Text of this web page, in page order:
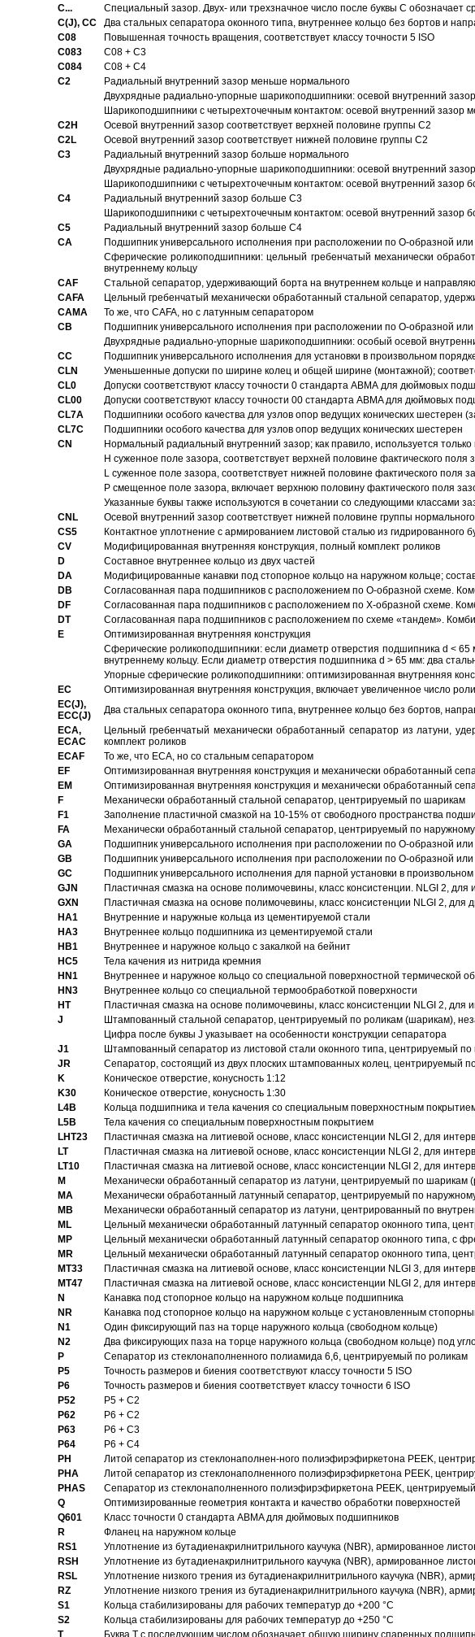
C...
Специальный зазор. Двух- или трехзначное число после буквы С обозначает
C(J), CC
Два стальных сепаратора оконного типа, внутреннее кольцо без бортов и
C08
Повышенная точность вращения, соответствует классу точности 5 ISO
C083
C08 + C3
C084
C08 + C4
C2
Pадиальный внутренний зазор меньше нормального
Двухрядные радиально-упорные шарикоподшипники: осевой внутренний
Шарикоподшипники с четырехточечным контактом: осевой внутренний зазор
C2H
Осевой внутренний зазор соответствует верхней половине группы C2
C2L
Осевой внутренний зазор соответствует нижней половине группы C2
C3
Pадиальный внутренний зазор больше нормального
Двухрядные радиально-упорные шарикоподшипники: осевой внутренний
Шарикоподшипники с четырехточечным контактом: осевой внутренний зазор
C4
Pадиальный внутренний зазор больше C3
Шарикоподшипники с четырехточечным контактом: осевой внутренний зазор
C5
Pадиальный внутренний зазор больше C4
CA
Подшипник универсального исполнения при расположении по О-образной
Сферические роликоподшипники: цельный гребенчатый механически
внутреннему кольцу
CAF
Стальной сепаратор, удерживающий борта на внутреннем кольце и
CAFA
Цельный гребенчатый механически обработанный стальной сепаратор,
CAMA
То же, что CAFA, но с латунным сепаратором
CB
Подшипник универсального исполнения при расположении по О-образной
Двухрядные радиально-упорные шарикоподшипники: особый осевой
CC
Подшипник универсального исполнения для установки в произвольном
CLN
Уменьшенные допуски по ширине колец и общей ширине (монтажной);
CL0
Допуски соответствуют классу точности 0 стандарта АВМА для дюймовых
CL00
Допуски соответствуют классу точности 00 стандарта ABMA для дюймовых
CL7A
Подшипники особого качества для узлов опор ведущих конических шестерен
CL7C
Подшипники особого качества для узлов опор ведущих конических шестерен
CN
Hормальный радиальный внутренний зазор; как правило, используется
H суженное поле зазора, соответствует верхней половине фактического поля
L суженное поле зазора, соответствует нижней половине фактического поля
P смещенное поле зазора, включает верхнюю половину фактического поля
Указанные буквы также используются в сочетании со следующими классами
CNL
Осевой внутренний зазор соответствует нижней половине группы
CS5
Контактное уплотнение с армированием листовой сталью из
CV
Модифицированная внутренняя конструкция, полный комплект роликов
D
Составное внутреннее кольцо из двух частей
DA
Модифицированные канавки под стопорное кольцо на наружном кольце;
DB
Согласованная пара подшипников с расположением по О-образной схеме.
DF
Согласованная пара подшипников с расположением по Х-образной схеме.
DT
Согласованная пара подшипников с расположением по схеме «тандем».
E
Оптимизированная внутренняя конструкция
Сферические роликоподшипники: если диаметр отверстия подшипника d <
внутреннему кольцу. Если диаметр отверстия подшипника d > 65 мм: два
Упорные сферические роликоподшипники: оптимизированная внутренняя
EC
Oптимизированная внутренняя конструкция, включает увеличенное число
EC(J),
ECC(J)
Два стальных сепаратора оконного типа, внутреннее кольцо без бортов,
ECA,
ECAC
Цельный гребенчатый механически обработанный сепаратор из латуни,
комплект роликов
ECAF
То же, что ECA, но со стальным сепаратором
EF
Оптимизированная внутренняя конструкция и механически обработанный
EM
Оптимизированная внутренняя конструкция и механически обработанный
F
Механически обработанный стальной сепаратор, центрируемый по шарикам
F1
Заполнение пластичной смазкой на 10-15% от свободного пространства
FA
Механически обработанный стальной сепаратор, центрируемый по наружному
GA
Подшипник универсального исполнения при расположении по О-образной
GB
Подшипник универсального исполнения при расположении по О-образной
GC
Подшипник универсального исполнения для парной установки в
GJN
Пластичная смазка на основе полимочевины, класс консистенции. NLGI 2,
GXN
Пластичная смазка на основе полимочевины, класс консистенции NLGI 2, для
HA1
Внутренние и наружные кольца из цементируемой стали
HA3
Bнутреннее кольцо подшипника из цементируемой стали
HB1
Bнутреннее и наружное кольцо с закалкой на бейнит
HC5
Тела качения из нитрида кремния
HN1
Bнутреннее и наружное кольцо со специальной поверхностной термической
HN3
Внутреннее кольцо со специальной термообработкой поверхности
HT
Пластичная смазка на основе полимочевины, класс консистенции NLGI 2, для
J
Штампованный стальной сепаратор, центрируемый по роликам (шарикам),
Цифра после буквы J указывает на особенности конструкции сепаратора
J1
Штампованный сепаратор из листовой стали оконного типа, центрируемый
JR
Сепаратор, состоящий из двух плоских штампованных колец, центрируемый
K
Коническое отверстие, конусность 1:12
K30
Коническое отверстие, конусность 1:30
L4B
Кольца подшипника и тела качения со специальным поверхностным
L5B
Тела качения со специальным поверхностным покрытием
LHT23
Пластичная смазка на литиевой основе, класс консистенции NLGI 2, для
LT
Пластичная смазка на литиевой основе, класс консистенции NLGI 2, для
LT10
Пластичная смазка на литиевой основе, класс консистенции NLGI 2, для
M
Механически обработанный сепаратор из латуни, центрируемый по шарикам
MA
Механически обработанный латунный сепаратор, центрируемый по
MB
Механически обработанный сепаратор из латуни, центрированный по
ML
Цельный механически обработанный латунный сепаратор оконного типа,
MP
Цельный механически обработанный латунный сепаратор оконного типа, с
MR
Цельный механически обработанный латунный сепаратор оконного типа,
MT33
Пластичная смазка на литиевой основе, класс консистенции NLGI 3, для
MT47
Пластичная смазка на литиевой основе, класс консистенции NLGI 2, для
N
Канавка под стопорное кольцо на наружном кольце подшипника
NR
Канавка под стопорное кольцо на наружном кольце с установленным
N1
Один фиксирующий паз на торце наружного кольца (свободном кольце)
N2
Два фиксирующих паза на торце наружного кольца (свободном кольце) под
P
Cепаратор из стеклонаполненного полиамида 6,6, центрируемый по роликам
P5
Точность размеров и биения соответствуют классу точности 5 ISO
P6
Точность размеров и биения соответствует классу точности 6 ISO
P52
P5 + C2
P62
P6 + C2
P63
P6 + C3
P64
P6 + C4
PH
Литой сепаратор из стеклонаполнен-ного полиэфирэфиркетона PEEK,
PHA
Литой сепаратор из стеклонаполненного полиэфирэфиркетона PEEK,
PHAS
Сепаратор из стеклонаполненного полиэфирэфиркетона PEEK,
Q
Оптимизированные геометрия контакта и качество обработки поверхностей
Q601
Класс точности 0 стандарта ABMA для дюймовых подшипников
R
Фланец на наружном кольце
RS1
Уплотнение из бутадиенакрилнитрильного каучука (NBR), армированное
RSH
Уплотнение из бутадиенакрилнитрильного каучука (NBR), армированное
RSL
Уплотнение низкого трения из бутадиенакрилнитрильного каучука (NBR),
RZ
Уплотнение низкого трения из бутадиенакрилнитрильного каучука (NBR),
S1
Кольца стабилизированы для рабочих температур до +200 °C
S2
Кольца стабилизированы для рабочих температур до +250 °C
T
Буква T с последующим числом обозначает общую ширину спаренных